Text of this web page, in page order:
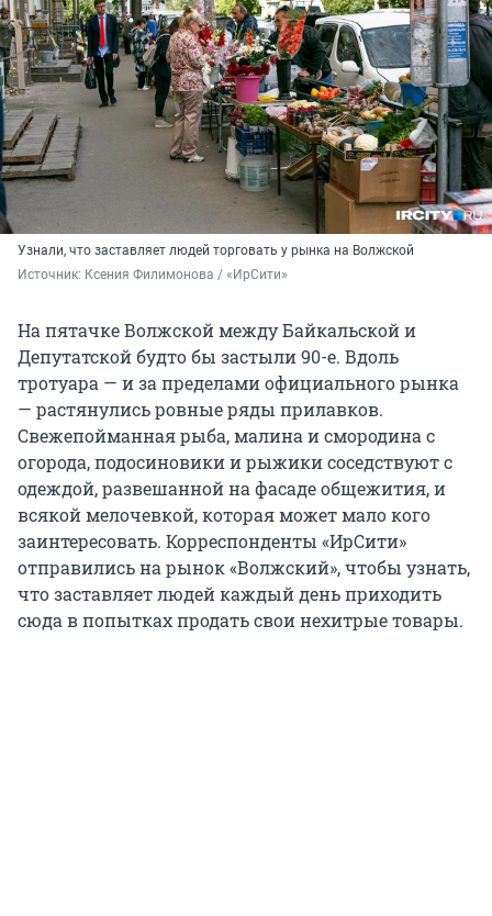
Узнали, что заставляет людей торговать у рынка на Волжской
Источник: Ксения Филимонова / «ИрСити»
На пятачке Волжской между Байкальской и
Депутатской будто бы застыли 90-е. Вдоль
тротуара — и за пределами официального рынка
— растянулись ровные ряды прилавков.
Свежепойманная рыба, малина и смородина с
огорода, подосиновики и рыжики соседствуют с
одеждой, развешанной на фасаде общежития, и
всякой мелочевкой, которая может мало кого
заинтересовать. Корреспонденты «ИрСити»
отправились на рынок «Волжский», чтобы узнать,
что заставляет людей каждый день приходить
сюда в попытках продать свои нехитрые товары.